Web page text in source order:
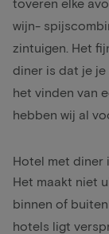
wijn-
zintuigen. Het
diner is dat je
het vinden van
hebben wij al
Hotel met diner
Het maakt niet
binnen of
hotels ligt